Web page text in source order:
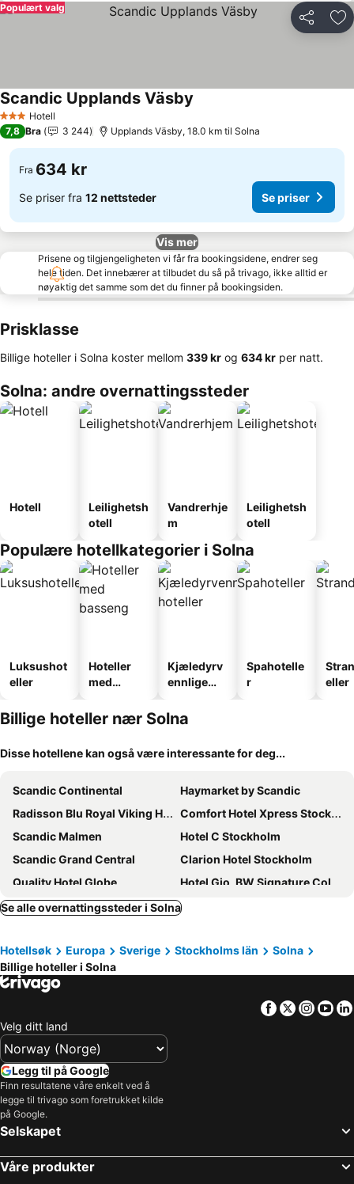
Del
Populært valg
3 StjernerHotell
Scandic Upplands Väsby
7,8 Bra 3 244 Upplands Väsby, 18.0 km til Solna
Fra 634 kr
Se priser fra 12 nettsteder Se priser
Vis mer
Prisene og tilgjengeligheten vi får fra bookingsidene, endrer seg
hele tiden. Det innebærer at tilbudet du så på trivago, ikke alltid er
nøyaktig det samme som det du finner på bookingsiden.
Prisklasse
Billige hoteller i Solna koster mellom ‎339 kr og ‎634 kr per natt.
Solna: andre overnattingssteder
Hotell
Leilighetsh
otell
Vandrerhje
m
Leilighetsh
otell
Populære hotellkategorier i Solna
Luksushot
eller
Hoteller
med
Kjæledyrv
ennlige
Spahotelle
r
eller
Billige hoteller nær Solna
Disse hotellene kan også være interessante for deg...
Scandic Continental
Haymarket by Scandic
Radisson Blu Royal Viking Hotel, Stockholm
Comfort Hotel Xpress Stockholm Central
Scandic Malmen
Hotel C Stockholm
Scandic Grand Central
Clarion Hotel Stockholm
Quality Hotel Globe
Hotel Gio, BW Signature Collection
Downtown Camper by Scandic
Elite Palace Hotel & Spa
Scandic Go Sankt Eriksgatan 20
Scandic Klara
Thon Partner Hotel Kungsbron
Freys Hotel
Clarion Hotel Sign
Scandic Södra Kajen
Clarion Hotel Amaranten
Scandic Park
Hotel Hotorget, BW Signature Collection
Radisson Blu Waterfront Hotel, Stockholm
Mornington Hotel Stockholm City
Scandic Skärholmen
Långholmen Hotell
Elite Hotel Stockholm Plaza
Se alle overnattingssteder i Solna
Hotellsøk Europa Sverige Stockholms län
Solna
Billige hoteller i Solna
Facebook
Twitter
Velg ditt land
Legg til på Google
Finn resultatene våre enkelt ved å
legge til trivago som foretrukket kilde
på Google.
Selskapet
Våre produkter